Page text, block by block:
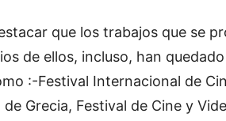
que los trabajos que se
de ellos, incluso, han
:-Festival Internacional de
de Grecia, Festival de Cine y